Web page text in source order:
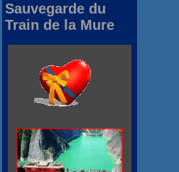
Sauvegarde du
Train de la Mure